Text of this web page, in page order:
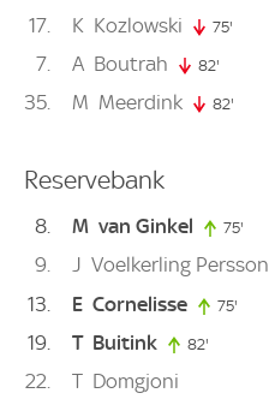
17
K Kozlowski 75'
7 A Boutrah 82'
35 M Meerdink 82'
Reservebank
8 M van Ginkel 75'
9 J Voelkerling Persson
13
E Cornelisse 75'
19 T Buitink 82'
22 T Domgjoni